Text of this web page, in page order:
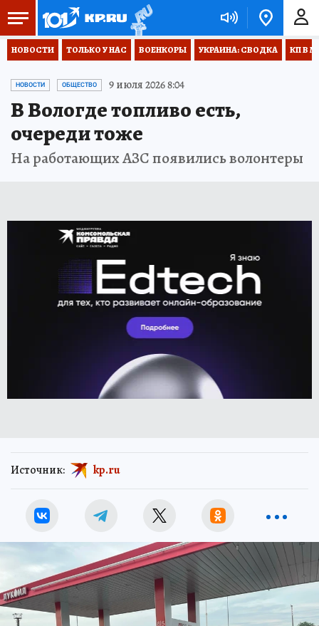
НОВОСТИ ТОЛЬКО У НАС ВОЕНКОРЫ УКРАИНА: СВОДКА КП В
НОВОСТИ ОБЩЕСТВО 9 июля 2026 8:04
В Вологде топливо есть,
очереди тоже
На работающих АЗС появились волонтеры
Источник: kp.ru